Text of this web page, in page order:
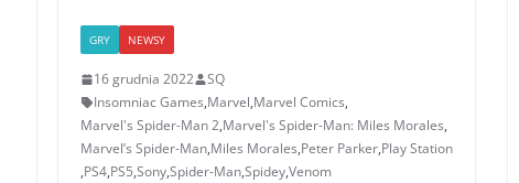
GRY NEWSY
16 grudnia 2022
SQ
Insomniac Games,Marvel,Marvel Comics,
Marvel's Spider-Man 2,Marvel's Spider-Man: Miles Morales,
Marvel’s Spider-Man,Miles Morales,Peter Parker,Play Station
,PS4,PS5,Sony,Spider-Man,Spidey,Venom